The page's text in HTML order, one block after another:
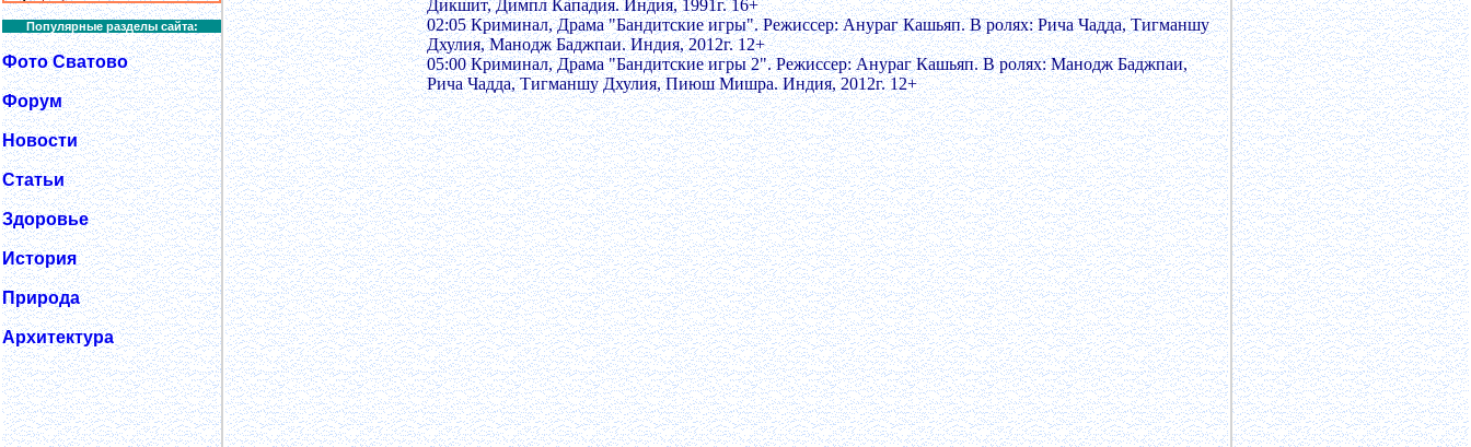
Популярные разделы сайта:
Фото Сватово
Форум
Новости
Статьи
Здоровье
История
Природа
Архитектура
Дикшит, Димпл Кападия. Индия, 1991г. 16+
02:05 Криминал, Драма "Бандитские игры". Режиссер: Анураг Кашьяп. В ролях: Рича Чадда, Тигманшу
Дхулия, Манодж Баджпаи. Индия, 2012г. 12+
05:00 Криминал, Драма "Бандитские игры 2". Режиссер: Анураг Кашьяп. В ролях: Манодж Баджпаи,
Рича Чадда, Тигманшу Дхулия, Пиюш Мишра. Индия, 2012г. 12+